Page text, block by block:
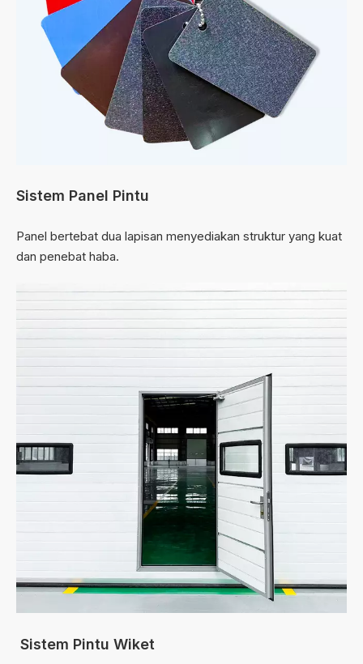
Sistem Panel Pintu
Panel bertebat dua lapisan menyediakan struktur yang kuat
dan penebat haba.
Sistem Pintu Wiket